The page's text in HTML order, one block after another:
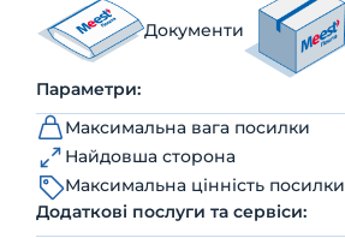
Документи
Параметри:
Максимальна вага посилки
Найдовша сторона
Максимальна цінність посилки
Додаткові послуги та сервіси: